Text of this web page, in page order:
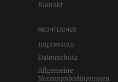
RECHTLICHES
Impressum
Datenschutz
Allgemeine
Nutzungsbedingungen
Kontakt